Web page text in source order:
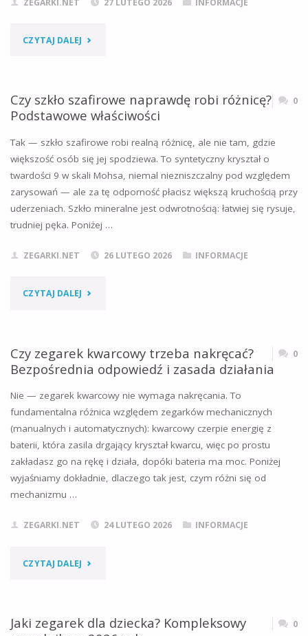
ZEGARKACH?"
CZYTAJ DALEJ "KOLEKCJA
BILLA
GATESA
–
CO
NAPRAWDĘ
NOSI
MILIARDER?"
Czy szkło szafirowe naprawdę robi różnicę?
Podstawowe właściwości
0
Tak — szkło szafirowe robi realną różnicę, ale nie tam, gdzie
większość osób się jej spodziewa. To syntetyczny kryształ o
twardości 9 w skali Mohsa, niemal niezniszczalny pod względem
zarysowań — ale za tę odporność płacisz większą kruchością przy
uderzeniach. Szkło mineralne jest odwrotnością: łatwiej się rysuje,
trudniej pęka. Poniżej …
ZEGARKI.NET 26 LUTEGO 2026 INFORMACJE
CZYTAJ DALEJ "CZY
SZAFIROWE
NAPRAWDĘ
ROBI
RÓŻNICĘ?
PODSTAWOWE
WŁAŚCIWOŚCI"
Czy zegarek kwarcowy trzeba nakręcać?
Bezpośrednia odpowiedź i zasada działania
0
Nie — zegarek kwarcowy nie wymaga nakręcania. To
fundamentalna różnica względem zegarków mechanicznych
(manualnych i automatycznych): kwarcowy czerpie energię z
baterii, która zasila drgający kryształ kwarcu, więc po prostu
zakładasz go na rękę i działa, dopóki bateria ma moc. Poniżej
wyjaśniamy dokładnie, dlaczego tak jest, czym różni się od
mechanizmu …
ZEGARKI.NET 24 LUTEGO 2026 INFORMACJE
CZYTAJ DALEJ "CZY
KWARCOWY
Jaki zegarek dla dziecka? Kompleksowy
0